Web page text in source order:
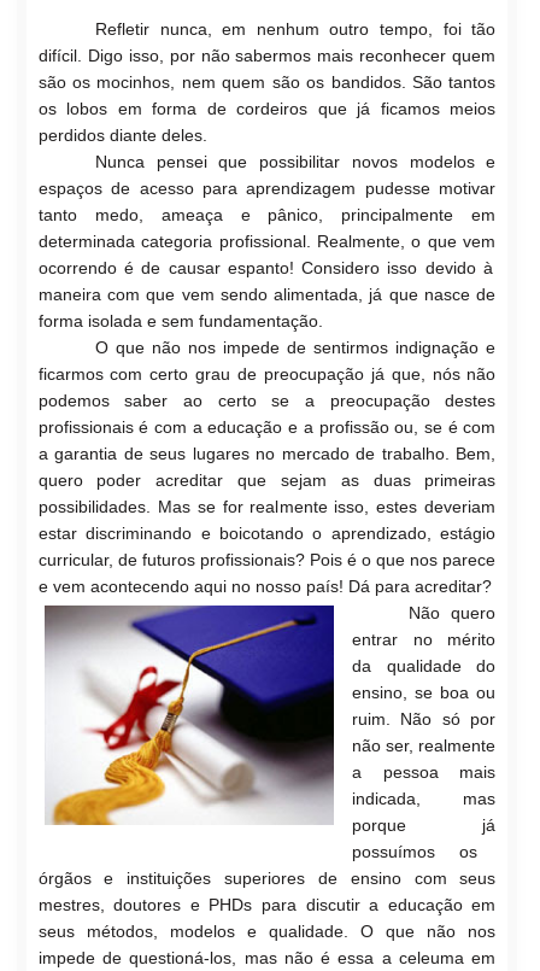
Refletir nunca,em nenhum outro tempo, foi tão
difícil. Digo isso, por nãosabermos mais reconhecer quem
são os mocin hos, nem quem são os bandidos. São tantos
os lobos em forma de cordeiros que já ficamos meios
perdidos diantedeles.
Nunca pensei que possibilitar novos modelose
espaços de acesso para aprendizagem pudesse motivar
tanto medo, ameaça e pânico, principalmente em
determinadacategoria profissional. Realmente, o que vem
ocorrendo é de causar espanto! Considero isso devido à
maneira com que vem sendo alimentada, já que nasce de
forma isolada e sem fundamentação.
O que não nos impede de sentirmos indignação e
ficarmos com certo grau de preocupação já que, nós não
podemos saber ao certo se a preocupaçãodestes
profissionais é com a educação e a profissão ou, se é com
a garantia de seus lugares no mercado de trabalho. Bem,
queropoder acreditar que sejam as duas primeiras
possibilidades. Mas se for real mente isso, estes deveriam
estar discriminando e boicotando o aprendizado, estágio
curricular, de futuros profissionais? Pois é o que nos parece
e vem acontecendo aqui no nosso país! Dá para acreditar?
Não quero
entrar no mérito
da qualidade do
ensino, se boa ou
ruim. Não só por
não ser, realmente
a pessoa mais
indicada, mas
porque já
possuímos os
órgãos e instituições superiores de ensino com seus
mestres, doutores e PHDs para discutir a educação em
seus métodos, modelos e qualidade. O que não nos
impede de questioná-los, mas não é essa a celeuma em